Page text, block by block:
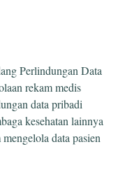
Perlindungan Data
rekam medis
data pribadi
kesehatan lainnya
data pasien